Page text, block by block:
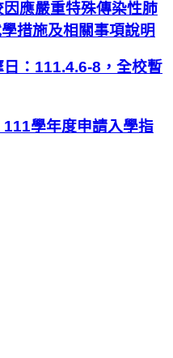
應嚴重特殊傳染性肺
措施及相關事項說明
：111.4.6-8，全校暫
學年度申請入學指